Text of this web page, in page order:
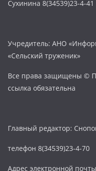
Сухинина 8(34539)23-4-41
Учредитель: АНО
«Сельский труженик»
Все права защищены ©
ссылка обязательна
Главный редактор:
телефон 8(34539)23-4-70
Адрес электронной